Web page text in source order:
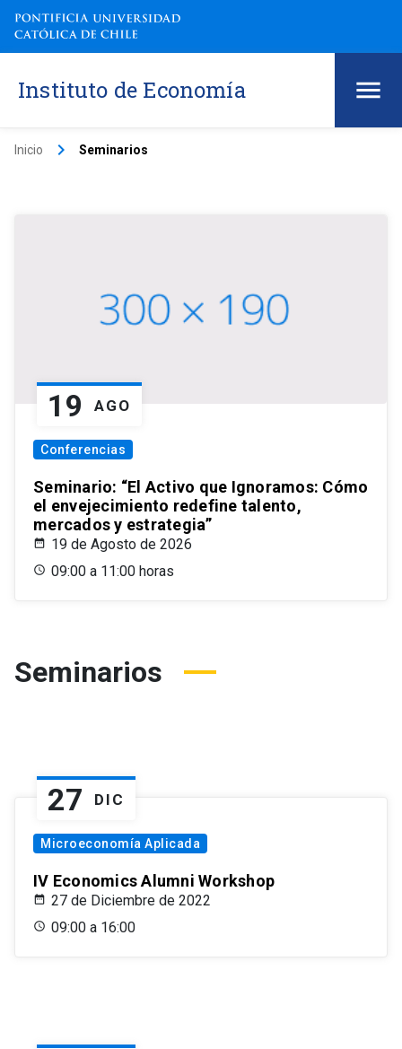
Instituto de Economía
Inicio keyboard_arrow_right Seminarios
19 AGO
Conferencias
Seminario: “El Activo que Ignoramos: Cómo
el envejecimiento redefine talento,
mercados y estrategia”
19 de Agosto de 2026
09:00 a 11:00 horas
Seminarios
27 DIC
Microeconomía Aplicada
IV Economics Alumni Workshop
27 de Diciembre de 2022
09:00 a 16:00